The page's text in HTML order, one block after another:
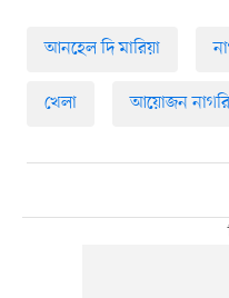
আনহেল দি মারিয়া
খেলা আয়োজন